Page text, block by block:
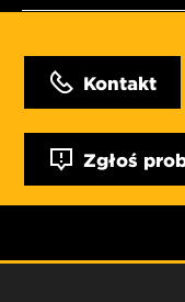
Kontakt
Zgłoś